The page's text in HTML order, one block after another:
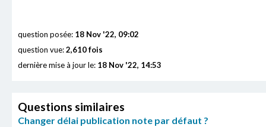
question posée: 18 Nov '22, 09:02
question vue:2,610 fois
dernière mise à jour le: 18 Nov '22, 14:53
Questions similaires
Changer délai publication note par défaut ?